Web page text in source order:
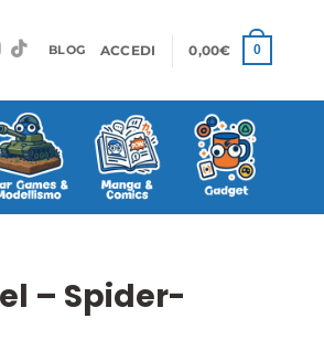
BLOG ACCEDI 0,00€ 0
– Spider-